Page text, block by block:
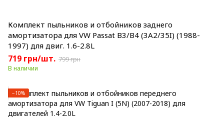
Комплект пыльников и отбойников заднего
амортизатора для VW Passat B3/B4 (3A2/35I) (1988-
1997) для двиг. 1.6-2.8L
719 грн/шт. 799 грн
В наличии
−10%